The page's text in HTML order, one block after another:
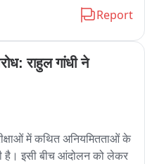
Report
राहुल गांधी ने
में कथित अनियमितताओं के
है। इसी बीच आंदोलन को लेकर